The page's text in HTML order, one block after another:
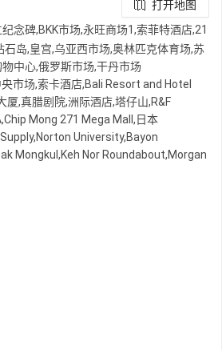
打开地图
念碑,BKK市场,永旺商场1,索菲特酒店,21
岛,皇宫,乌亚西市场,奥林匹克体育场,苏
中心,俄罗斯市场,干丹市场
市场,索卡酒店,Bali Resort and Hotel
厦,真腊剧院,洲际酒店,塔仔山,R&F
Mong 271 Mega Mall,日本
University,Bayon
Mongkul,Keh Nor Roundabout,Morgan